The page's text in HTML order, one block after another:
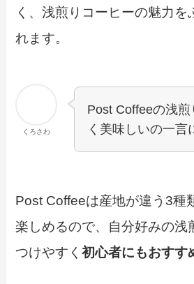
く、浅煎りコーヒーの魅力を
れます。
くろさわ
Post Coffeeの浅
く美味しいの一言
Post Coffeeは産地が違う3種
楽しめるので、自分好みの浅
つけやすく初心者にもおすす